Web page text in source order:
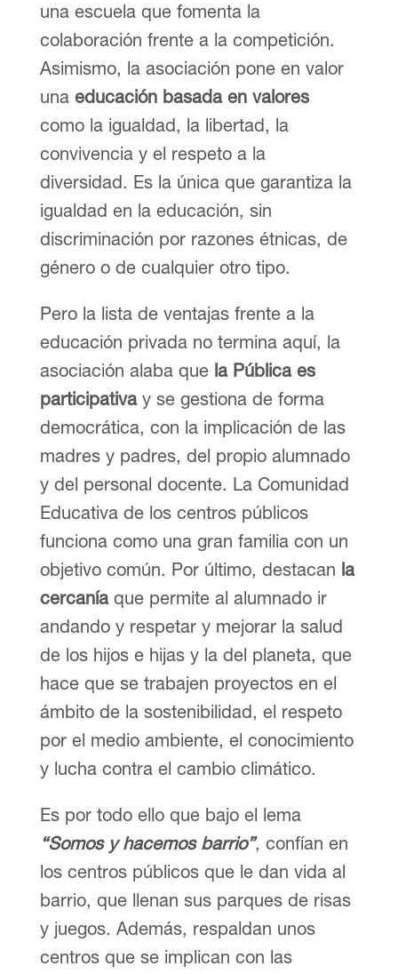
una escuela que fomenta la
colaboración frente a la competición.
Asimismo, la asociación pone en valor
una educación basada en valores
como la igualdad, la libertad, la
convivencia y el respeto a la
diversidad. Es la única que garantiza la
igualdad en la educación, sin
discriminación por razones étnicas, de
género o de cualquier otro tipo.
Pero la lista de ventajas frente a la
educación privada no termina aquí, la
asociación alaba que la Pública es
participativay se gestiona de forma
democrática, con la implicación de las
madres y padres, del propio alumnado
y del personal docente. La Comunidad
Educativa de los centros públicos
funciona como una gran familia con un
objetivo común. Por último, destacan la
cercaníaque permite al alumnado ir
andando y respetar y mejorar la salud
de los hijos e hijas y la del planeta, que
hace que se trabajen proyectos en el
ámbito de la sostenibilidad, el respeto
por el medio ambiente, el conocimiento
y lucha contra el cambio climático.
Es por todo ello que bajo el lema
“Somos y hacemos barrio”, confían en
los centros públicos que le dan vida al
barrio, que llenan sus parques de risas
y juegos. Además, respaldan unos
centros que se implican con las